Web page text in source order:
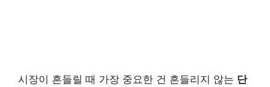
시장이 흔들릴 때 가장 중요한 건 흔들리지 않는 단